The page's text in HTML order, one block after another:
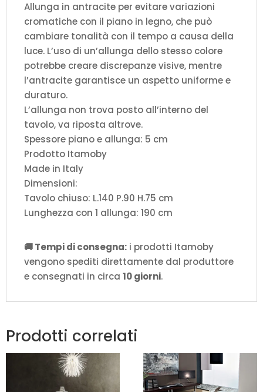
Allunga in antracite per evitare variazioni
cromatiche con il piano in legno, che può
cambiare tonalità con il tempo a causa della
luce. L’uso di un’allunga dello stesso colore
potrebbe creare discrepanze visive, mentre
l’antracite garantisce un aspetto uniforme e
duraturo.
L’allunga non trova posto all’interno del
tavolo, va riposta altrove.
Spessore piano e allunga: 5 cm
Prodotto Itamoby
Made in Italy
Dimensioni:
Tavolo chiuso: L.140 P.90 H.75 cm
Lunghezza con 1 allunga: 190 cm
🚚 Tempi di consegna: i prodotti Itamoby
vengono spediti direttamente dal produttore
e consegnati in circa 10 giorni.
Prodotti correlati